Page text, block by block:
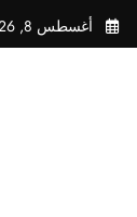
التجاوز
إلى
أغسطس 8, 2026